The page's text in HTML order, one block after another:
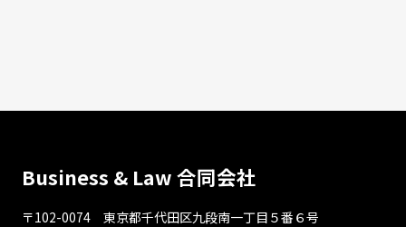
Business & Law 合同会社
〒102-0074 東京都千代⽥区九段南⼀丁⽬５番６号